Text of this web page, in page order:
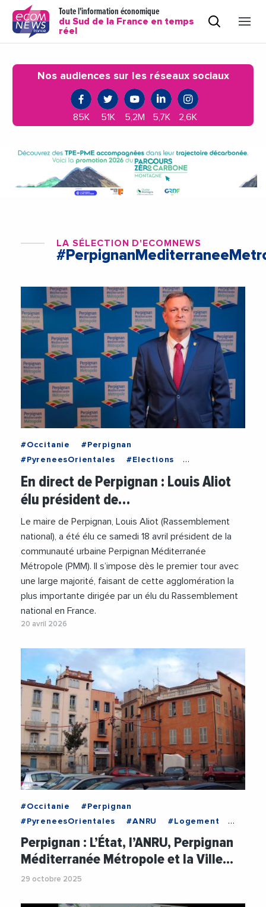
Toute l'information économique
du Sud de la France en temps
réel
Nos audiences sur les réseaux sociaux
85K 51K 5,2M 5,7K 2,6K
LA SÉLECTION D'ECOMNEWS
#Occitanie
#Perpignan
#PyreneesOrientales
#Elections
#LouisAliot
#PerpignanMediterraneeMetropole
#Politique
#VilleDePerpignan
En direct de Perpignan : Louis Aliot
élu président de…
Le maire de Perpignan, Louis Aliot (Rassemblement
national), a été élu ce samedi 18 avril président de la
communauté urbaine Perpignan Méditerranée
Métropole (PMM). Il s’impose dès le premier tour avec
une large majorité, faisant de cette agglomération la
plus importante dirigée par un élu du Rassemblement
national en France.
20 avril 2026
#Occitanie
#Perpignan
#PyreneesOrientales
#ANRU
#Logement
#PerpignanMediterraneeMetropole
#Securite
#VilleDePerpignan
Perpignan : L’État, l’ANRU, Perpignan
Méditerranée Métropole et la Ville…
29 octobre 2025